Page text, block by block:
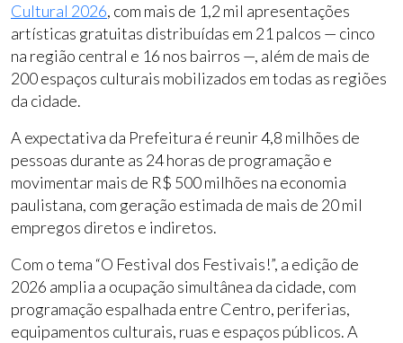
Cultural 2026, com mais de 1,2 mil apresentações
artísticas gratuitas distribuídas em 21 palcos — cinco
na região central e 16 nos bairros —, além de mais de
200 espaços culturais mobilizados em todas as regiões
da cidade.
A expectativa da Prefeitura é reunir 4,8 milhões de
pessoas durante as 24 horas de programação e
movimentar mais de R$ 500 milhões na economia
paulistana, com geração estimada de mais de 20 mil
empregos diretos e indiretos.
Com o tema “O Festival dos Festivais!”, a edição de
2026 amplia a ocupação simultânea da cidade, com
programação espalhada entre Centro, periferias,
equipamentos culturais, ruas e espaços públicos. A